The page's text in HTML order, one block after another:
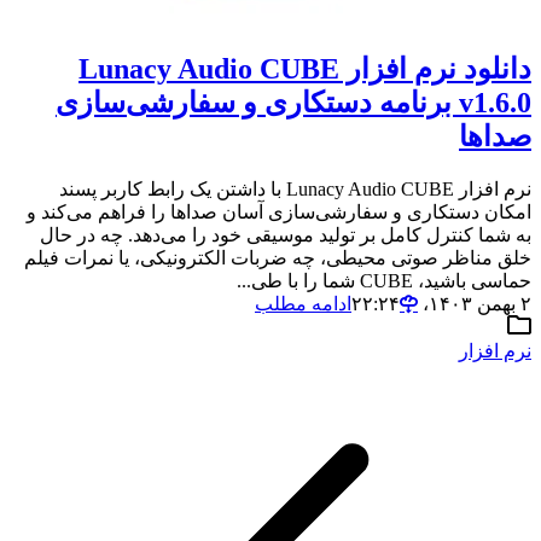
دانلود نرم افزار Lunacy Audio CUBE
v1.6.0 برنامه دستکاری و سفارشی‌سازی
صداها
نرم افزار Lunacy Audio CUBE با داشتن یک رابط کاربر پسند
امکان دستکاری و سفارشی‌سازی آسان صداها را فراهم می‌کند و
به شما کنترل کامل بر تولید موسیقی خود را می‌دهد. چه در حال
خلق مناظر صوتی محیطی، چه ضربات الکترونیکی، یا نمرات فیلم
حماسی باشید، CUBE شما را با طی...
۲ بهمن ۱۴۰۳،‏ ۲۲:۲۴
ادامه مطلب
نرم افزار